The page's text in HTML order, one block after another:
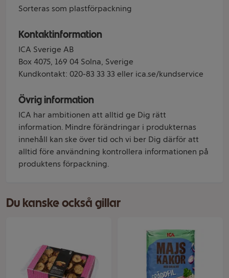
Sorteras som plastförpackning
Kontaktinformation
ICA Sverige AB
Box 4075, 169 04 Solna, Sverige
Kundkontakt: 020-83 33 33 eller ica.se/kundservice
Övrig information
ICA har ambitionen att alltid ge Dig rätt
information. Mindre förändringar i produkternas
innehåll kan ske över tid och vi ber Dig därför att
alltid före användning kontrollera informationen på
produktens förpackning.
Du kanske också gillar